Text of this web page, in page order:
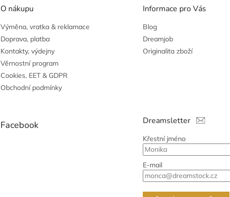
O nákupu
Výměna, vratka & reklamace
Doprava, platba
Kontakty, výdejny
Věrnostní program
Cookies, EET & GDPR
Obchodní podmínky
Informace pro Vás
Blog
Dreamjob
Originalita zboží
Facebook Dreamsletter
Křestní jméno
E-mail